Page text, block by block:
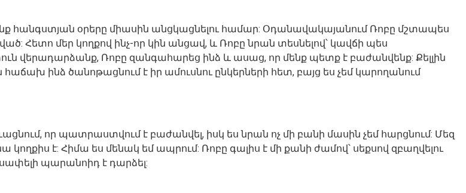
հանգստյան օրերը միասին անցկացնելու համար: Օդանավակայանում Ռոբը մշտապես
Հետո մեր կողքով ինչ-որ կին անցավ, և Ռոբը նրան տեսնելով՝ կավճի պես
վերադարձանք, Ռոբը զանգահարեց ինձ և ասաց, որ մենք պետք է բաժանվենք: Քելլին
հաճախ ինձ ծանոթացնում է իր ամուսնու ընկերների հետ, բայց ես չեմ կարողանում
որ պատրաստվում է բաժանվել, իսկ ես նրան ոչ մի բանի մասին չեմ հարցնում: Մեզ
է: Հիմա ես մենակ եմ ապրում: Ռոբը գալիս է մի քանի ժամով՝ սեքսով զբաղվելու
պարանոիդ է դարձել: